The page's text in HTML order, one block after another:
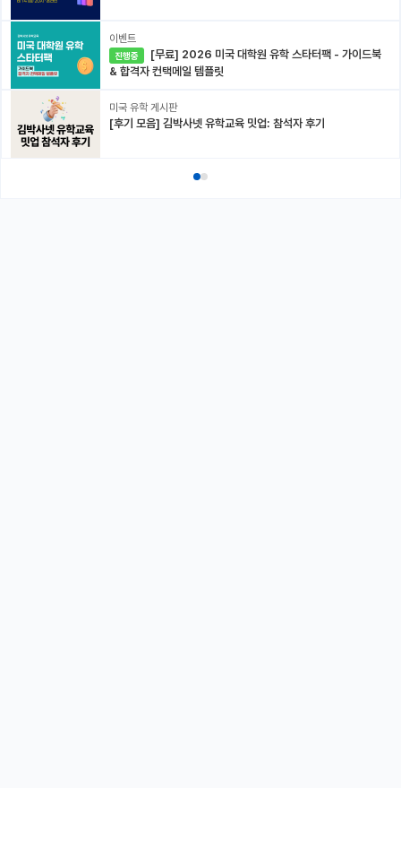
이벤트
진행중
& 합격자 컨택메일 템플릿
미국 유학 게시판
[후기 모음] 김박사넷 유학교육 밋업: 참석자 후기